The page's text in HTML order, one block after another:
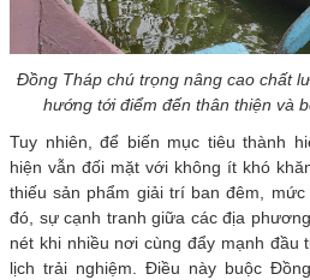
Đồng Tháp chú trọng nâng cao chất
hướng tới điểm đến thân thiện và
Tuy nhiên, để biến mục tiêu thành
hiện vẫn đối mặt với không ít khó
thiếu sản phẩm giải trí ban đêm,
đó, sự cạnh tranh giữa các địa
nét khi nhiều nơi cùng đẩy mạnh đầu
lịch trải nghiệm. Điều này buộc